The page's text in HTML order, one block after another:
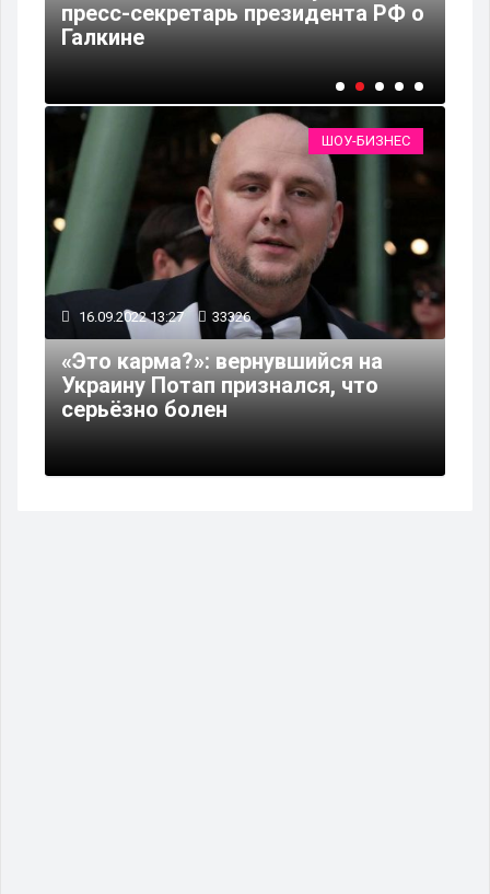
пресс-секретарь президента РФ о
Галкине
ШОУ-БИЗНЕС
16.09.2022 13:27 33326
«Это карма?»: вернувшийся на
Украину Потап признался, что
серьёзно болен